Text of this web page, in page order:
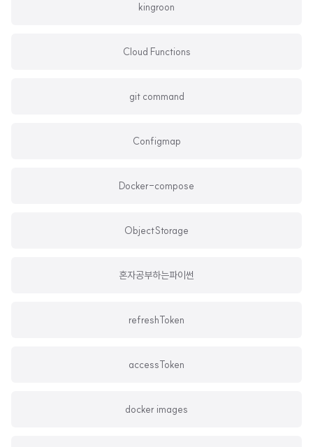
kingroon
Cloud Functions
git command
Configmap
Docker-compose
ObjectStorage
혼자공부하는파이썬
refreshToken
accessToken
docker images